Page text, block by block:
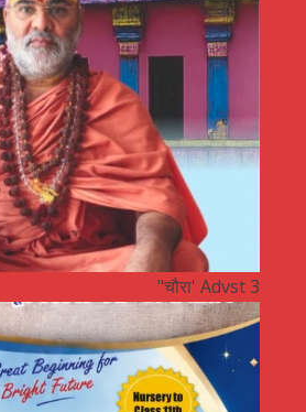
"चौरा' Advst 3